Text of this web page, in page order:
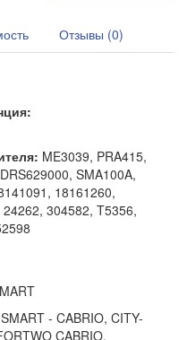
Отзывы (0)
ME3039, PRA415,
SMA100A,
18161260,
304582, T5356,
SMART - CABRIO, CITY-
CABRIO,